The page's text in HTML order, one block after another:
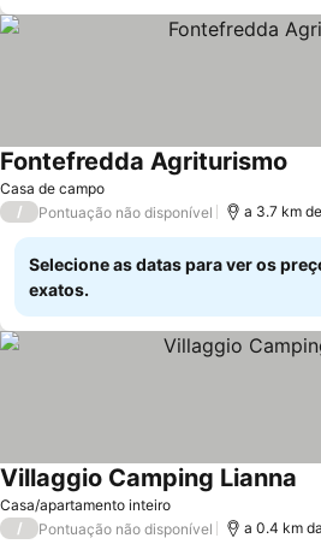
Casa de campo
Fontefredda Agriturismo
/ Pontuação não disponível a 3.7 km
Selecione as datas para ver os
exatos.
Casa/apartamento inteiro
Villaggio Camping Lianna
/ Pontuação não disponível a 0.4 km